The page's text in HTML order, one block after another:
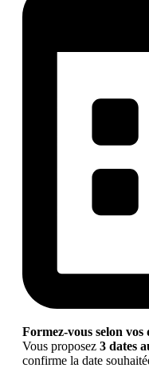
Formez-vous selon
Vous proposez 3 dates
confirme la date